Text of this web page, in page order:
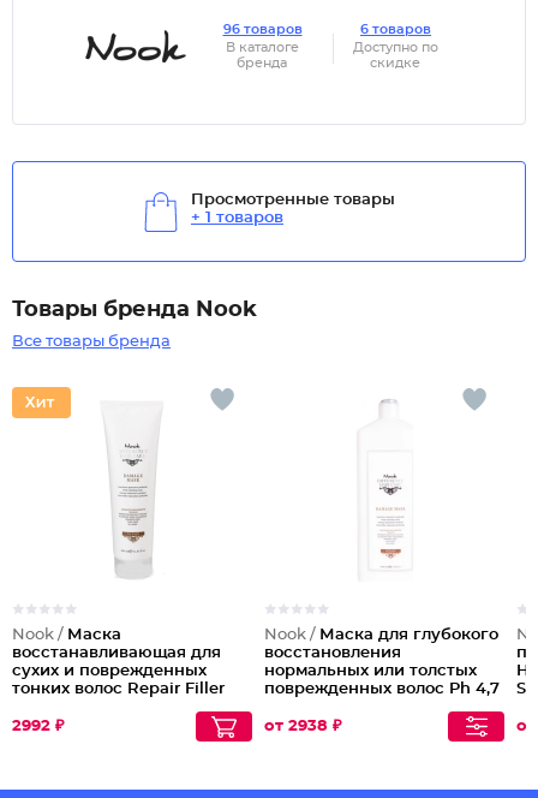
96 товаров
В каталоге
бренда
6 товаров
Доступно по
скидке
Просмотренные товары
+ 1 товаров
Товары бренда Nook
Все товары бренда
Nook / Маска
восстанавливающая для
сухих и поврежденных
тонких волос Repair Filler
2992 ₽
Nook / Маска для глубокого
восстановления
нормальных или толстых
поврежденных волос Ph 4,7
от 2938 ₽
от